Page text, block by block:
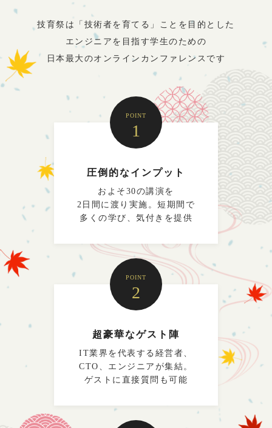
技育祭は「技術者を育てる」ことを目的とした
エンジニアを目指す学生のための
日本最大のオンラインカンファレンスです
POINT
1
圧倒的なインプット
およそ30の講演を
2日間に渡り実施。短期間で
多くの学び、気付きを提供
POINT
2
超豪華なゲスト陣
IT業界を代表する経営者、
CTO、エンジニアが集結。
ゲストに直接質問も可能